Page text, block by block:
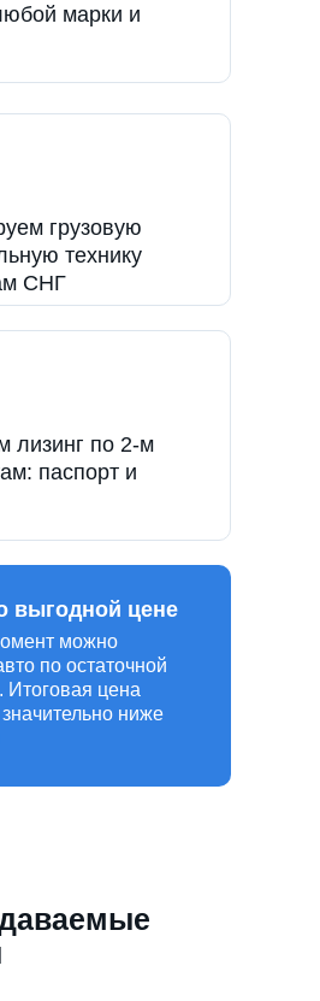
марки и
грузовую
технику
СНГ
лизинг по 2-м
паспорт и
можно
по остаточной
Итоговая цена
ниже
выгодной цене